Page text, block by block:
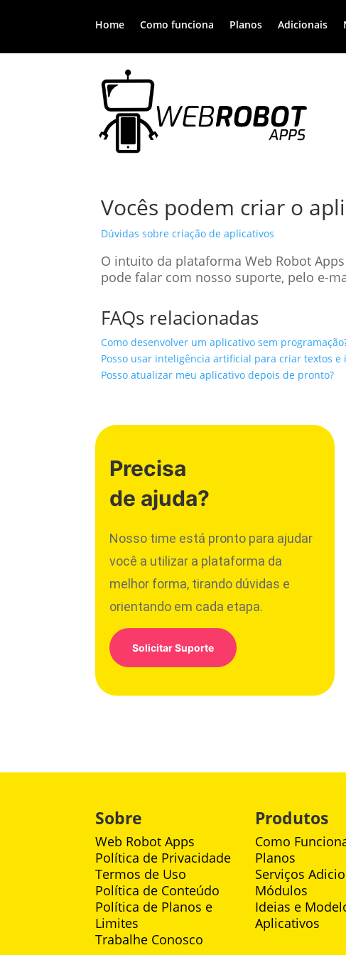
Home Como funciona Planos Adicionais
Vocês podem criar o
Dúvidas sobre criação de aplicativos
O intuito da plataforma Web Robot
pode falar com nosso suporte, pelo e-
FAQs relacionadas
Como desenvolver um aplicativo sem
Posso usar inteligência artificial para criar textos e
Posso atualizar meu aplicativo depois de pronto?
Precisa
de ajuda?
Nosso time está pronto para ajudar
você a utilizar a plataforma da
melhor forma, tirando dúvidas e
orientando em cada etapa.
Solicitar Suporte
Sobre
Web Robot Apps
Política de Privacidade
Termos de Uso
Política de Conteúdo
Política de Planos e
Limites
Trabalhe Conosco
Produtos
Como
Planos
Serviços
Módulos
Ideias e
Aplicativos